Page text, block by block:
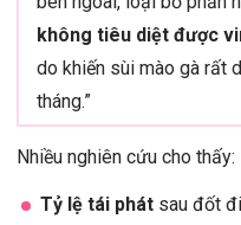
không tiêu diệt được
do khiến sùi mào gà rất
tháng.”
Nhiều nghiên cứu cho thấy:
Tỷ lệ tái phát sau đốt